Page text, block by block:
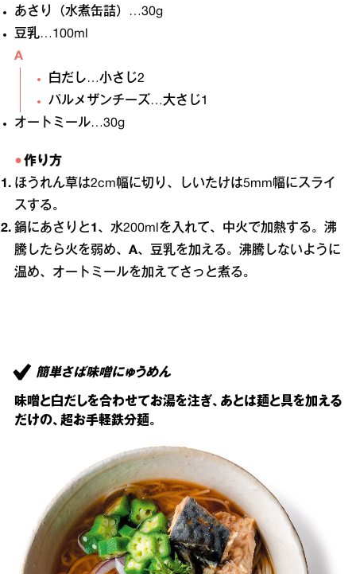
あさり（水煮缶詰）…30g
豆乳…100ml
A
白だし…小さじ2
パルメザンチーズ…大さじ1
オートミール…30g
作り方
ほうれん草は2cm幅に切り、しいたけは5mm幅にスライ
スする。
鍋にあさりと 1 、水200mlを入れて、中火で加熱する。沸
騰したら火を弱め、 A、豆乳を加える。沸騰しないように
温め、オートミールを加えてさっと煮る。
簡単さば味噌にゅうめん
味噌と白だしを合わせてお湯を注ぎ、あとは麺と具を加える
だけの、超お手軽鉄分麺。